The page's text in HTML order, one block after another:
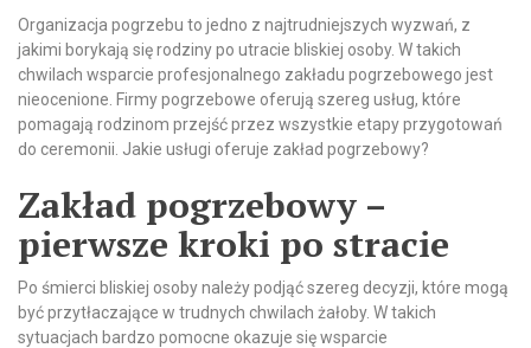
Organizacja pogrzebu to jedno z najtrudniejszych wyzwań, z
jakimi borykają się rodziny po utracie bliskiej osoby. W takich
chwilach wsparcie profesjonalnego zakładu pogrzebowego jest
nieocenione. Firmy pogrzebowe oferują szereg usług, które
pomagają rodzinom przejść przez wszystkie etapy przygotowań
do ceremonii. Jakie usługi oferuje zakład pogrzebowy?
Zakład pogrzebowy –
pierwsze kroki po stracie
Po śmierci bliskiej osoby należy podjąć szereg decyzji, które mogą
być przytłaczające w trudnych chwilach żałoby. W takich
sytuacjach bardzo pomocne okazuje się wsparcie